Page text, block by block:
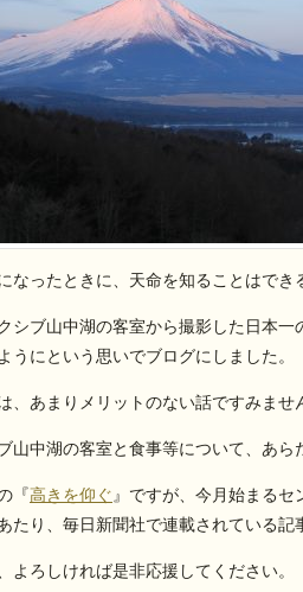
なったときに、天命を知ることはでき
シブ山中湖の客室から撮影した日本
うにという思いでブログにしました。
、あまりメリットのない話ですみませ
山中湖の客室と食事等について、あら
『高きを仰ぐ 』ですが、今月始まる
たり、毎日新聞社で連載されている記
よろしければ是非応援してください。